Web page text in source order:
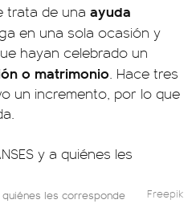
trata de una ayuda
en una sola ocasión y
hayan celebrado un
o matrimonio. Hace tres
un incremento, por lo que
quiénes les corresponde Freepik